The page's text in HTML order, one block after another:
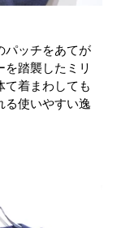
パッチをあてが
を踏襲したミリ
て着まわしても
る使いやすい逸